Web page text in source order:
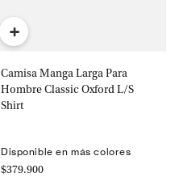
+
Camisa Manga Larga Para
Hombre Classic Oxford L/S
Shirt
Disponible en más colores
$379.900